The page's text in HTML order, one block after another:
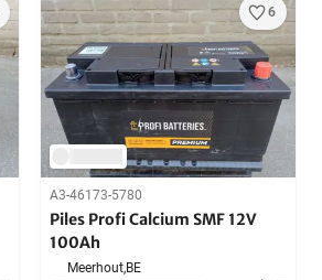
6
A3-46173-5780
Piles Profi Calcium SMF 12V
100Ah
Meerhout,BE